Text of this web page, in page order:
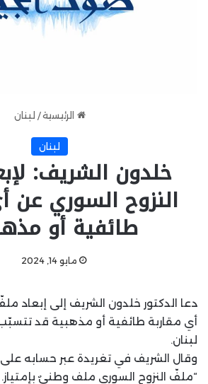
الرئيسية / لبنان
لبنان
خلدون الشريف:
النزوح السوري عن
طائفية أو
مايو 14, 2024
دعا الدكتور خلدون الشريف إلى إبعاد
أي مقاربة طائفية أو مذهبية قد
لبنان.
“ملفّ النزوح السوري‬ ملف وطنيٌ